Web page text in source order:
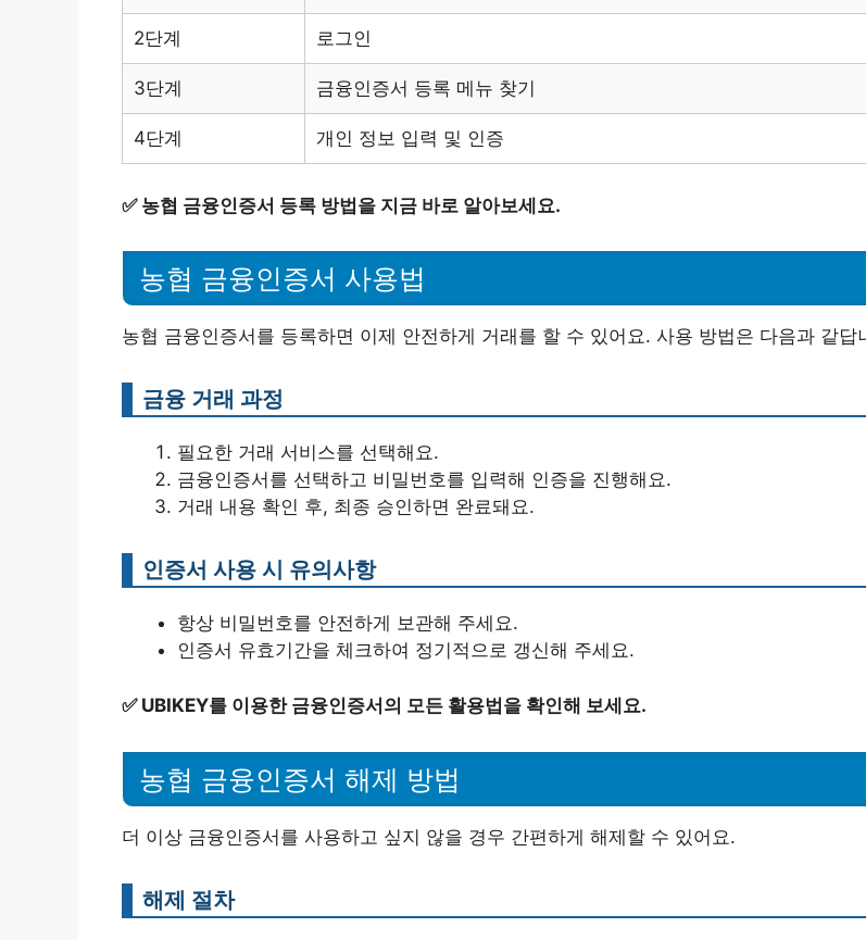
2단계 로그인
3단계 금융인증서 등록 메뉴 찾기
4단계 개인 정보 입력 및 인증
✅ 농협 금융인증서 등록 방법을 지금 바로 알아보세요.
농협 금융인증서 사용법
농협 금융인증서를 등록하면 이제 안전하게 거래를 할 수 있어요. 사용 방법은 다음과 같답
금융 거래 과정
필요한 거래 서비스를 선택해요.
금융인증서를 선택하고 비밀번호를 입력해 인증을 진행해요.
거래 내용 확인 후, 최종 승인하면 완료돼요.
인증서 사용 시 유의사항
항상 비밀번호를 안전하게 보관해 주세요.
인증서 유효기간을 체크하여 정기적으로 갱신해 주세요.
✅ UBIKEY를 이용한 금융인증서의 모든 활용법을 확인해 보세요.
농협 금융인증서 해제 방법
더 이상 금융인증서를 사용하고 싶지 않을 경우 간편하게 해제할 수 있어요.
해제 절차